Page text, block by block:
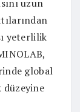
uzun
yeterlilik
global